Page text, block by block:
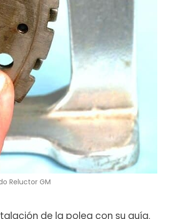
Reluctor GM
de la polea con su guía.